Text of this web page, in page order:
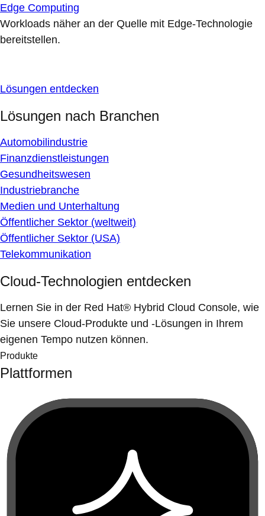
Edge Computing
Workloads näher an der Quelle mit Edge-Technologie
bereitstellen.
Lösungen entdecken
Lösungen nach Branchen
Automobilindustrie
Finanzdienstleistungen
Gesundheitswesen
Industriebranche
Medien und Unterhaltung
Öffentlicher Sektor (weltweit)
Öffentlicher Sektor (USA)
Telekommunikation
Cloud-Technologien entdecken
Lernen Sie in der Red Hat® Hybrid Cloud Console, wie
Sie unsere Cloud-Produkte und -Lösungen in Ihrem
eigenen Tempo nutzen können.
Produkte
Plattformen